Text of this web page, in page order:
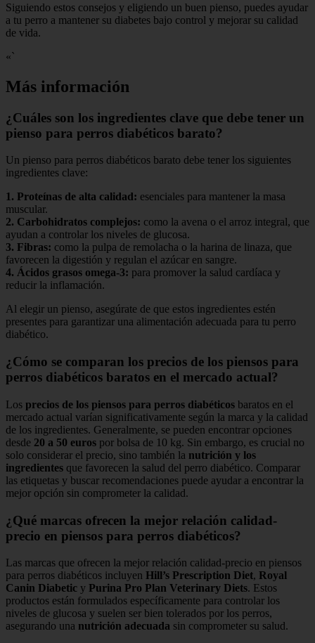
Siguiendo estos consejos y eligiendo un buen pienso, puedes ayudar
a tu perro a mantener su diabetes bajo control y mejorar su calidad
de vida.
«`
Más información
¿Cuáles son los ingredientes clave que debe tener un
pienso para perros diabéticos barato?
Un pienso para perros diabéticos barato debe tener los siguientes
ingredientes clave:
1. Proteínas de alta calidad: esenciales para mantener la masa
muscular.
2. Carbohidratos complejos: como la avena o el arroz integral, que
ayudan a controlar los niveles de glucosa.
3. Fibras: como la pulpa de remolacha o la harina de linaza, que
favorecen la digestión y regulan el azúcar en sangre.
4. Ácidos grasos omega-3: para promover la salud cardíaca y
reducir la inflamación.
Al elegir un pienso, asegúrate de que estos ingredientes estén
presentes para garantizar una alimentación adecuada para tu perro
diabético.
¿Cómo se comparan los precios de los piensos para
perros diabéticos baratos en el mercado actual?
Los precios de los piensos para perros diabéticos baratos en el
mercado actual varían significativamente según la marca y la calidad
de los ingredientes. Generalmente, se pueden encontrar opciones
desde 20 a 50 euros por bolsa de 10 kg. Sin embargo, es crucial no
solo considerar el precio, sino también la nutrición y los
ingredientes que favorecen la salud del perro diabético. Comparar
las etiquetas y buscar recomendaciones puede ayudar a encontrar la
mejor opción sin comprometer la calidad.
¿Qué marcas ofrecen la mejor relación calidad-
precio en piensos para perros diabéticos?
Las marcas que ofrecen la mejor relación calidad-precio en piensos
para perros diabéticos incluyen Hill’s Prescription Diet, Royal
Canin Diabetic y Purina Pro Plan Veterinary Diets. Estos
productos están formulados específicamente para controlar los
niveles de glucosa y suelen ser bien tolerados por los perros,
asegurando una nutrición adecuada sin comprometer su salud.